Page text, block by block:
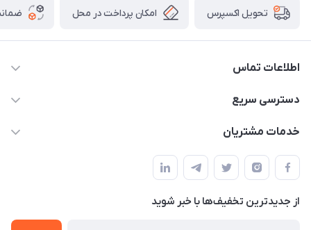
تحویل اکسپرس امکان پرداخت در محل
اطلاعات تماس
09165044753
دسترسی سریع
حساب کاربری
لیست محصولات
درباره ما
خدمات مشتریان
قوانین و مقررات
حریم خصوصی
راهنما
از جدید‌ترین تخفیف‌ها با‌ خبر شوید